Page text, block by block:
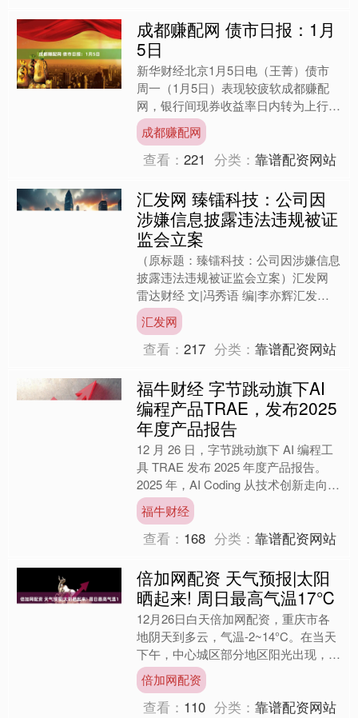
成都赚配网 债市日报：1月
5日
新华财经北京1月5日电（王菁）债市
周一（1月5日）表现较疲软成都赚配
网，银行间现券收益率日内转为上行，
超长端收益率一度上行超3BPs，国债
期货主力多数收跌；资金....
成都赚配网
查看：221 分类：靠谱配资网站
汇发网 臻镭科技：公司因
涉嫌信息披露违法违规被证
监会立案
（原标题：臻镭科技：公司因涉嫌信息
披露违法违规被证监会立案）汇发网
雷达财经 文|冯秀语 编|李亦辉汇发网
12月26日，臻镭科技（证券代码：
688270）公告....
汇发网
查看：217 分类：靠谱配资网站
福牛财经 字节跳动旗下AI
编程产品TRAE，发布2025
年度产品报告
12 月 26 日，字节跳动旗下 AI 编程工
具 TRAE 发布 2025 年度产品报告。
2025 年，AI Coding 从技术创新走向实
际应用，深刻变革开....
福牛财经
查看： 168 分类：靠谱配资网站
倍加网配资 天气预报|太阳
晒起来! 周日最高气温17℃
12月26日白天倍加网配资，重庆市各
地阴天到多云，气温-2~14°C。在当天
下午，中心城区部分地区阳光出现，天
气好转。 根据重庆市气象台预计，未
来一周重庆市先晴....
倍加网配资
查看： 110 分类：靠谱配资网站